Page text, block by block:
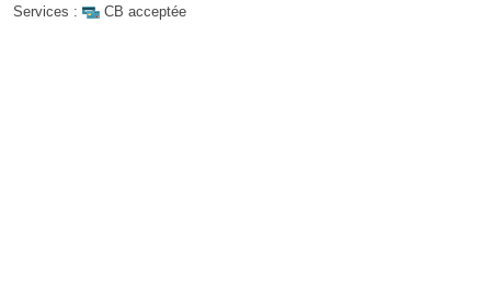
Services :
CB acceptée